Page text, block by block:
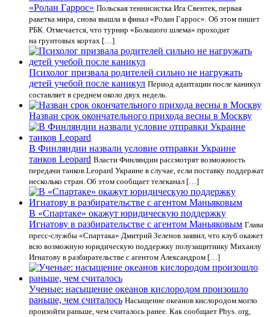
«Ролан Гаррос» Польская теннисистка Ига Свентек, первая
ракетка мира, снова вышла в финал «Ролан Гаррос». Об этом пишет
РБК. Отмечается, что турнир «Большого шлема» проходит
на грунтовых кортах […]
Психолог призвала родителей сильно не нагружать
детей учебой после каникул Период адаптации после каникул
составляет в среднем около двух недель.
Назван срок окончательного прихода весны в Москву
В Финляндии назвали условие отправки Украине
танков Leopard Власти Финляндии рассмотрят возможность
передачи танков Leopard Украине в случае, если поставку поддержат
несколько стран. Об этом сообщает телеканал […]
В «Спартаке» окажут юридическую поддержку
Игнатову в разбирательстве с агентом Маньяковым Глава
пресс-службы «Спартака» Дмитрий Зеленов заявил, что клуб окажет
всю возможную юридическую поддержку полузащитнику Михаилу
Игнатову в разбирательстве с агентом Александром […]
Ученые: насыщение океанов кислородом произошло
раньше, чем считалось Насыщение океанов кислородом могло
произойти раньше, чем считалось ранее. Как сообщает Phys. org,